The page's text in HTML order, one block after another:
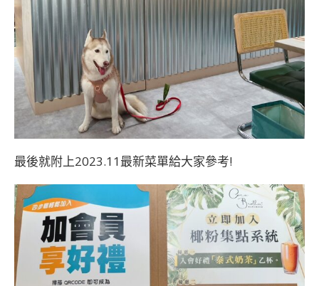
最後就附上2023.11最新菜單給大家參考!